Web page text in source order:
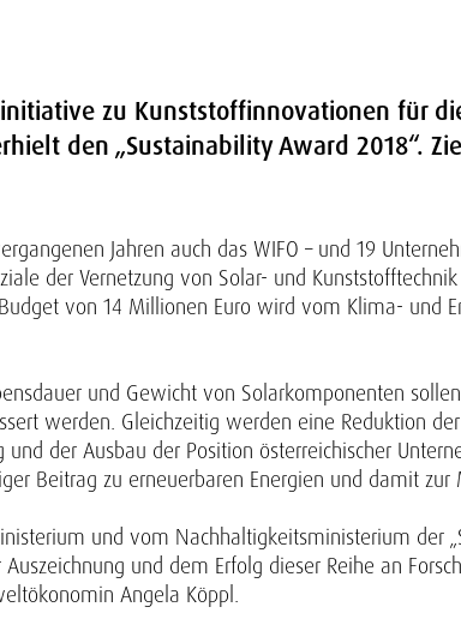
zu Kunststoffinnovationen für
den „Sustainability Award 2018“.
Jahren auch das WIFO – und 19
der Vernetzung von Solar- und
von 14 Millionen Euro wird vom Klima- und
und Gewicht von Solarkomponenten
werden. Gleichzeitig werden eine Reduktion
der Ausbau der Position österreichischer
Beitrag zu erneuerbaren Energien und damit
und vom Nachhaltigkeitsministerium der
Auszeichnung und dem Erfolg dieser Reihe an
Angela Köppl.